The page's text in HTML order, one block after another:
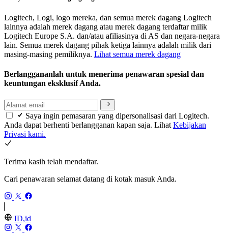
Logitech, Logi, logo mereka, dan semua merek dagang Logitech
lainnya adalah merek dagang atau merek dagang terdaftar milik
Logitech Europe S.A. dan/atau afiliasinya di AS dan negara-negara
lain. Semua merek dagang pihak ketiga lainnya adalah milik dari
masing-masing pemiliknya. Lihat semua merek dagang
Berlanggananlah untuk menerima penawaran spesial dan
keuntungan eksklusif Anda.
Saya ingin pemasaran yang dipersonalisasi dari Logitech.
Anda dapat berhenti berlangganan kapan saja. Lihat Kebijakan
Privasi kami.
Terima kasih telah mendaftar.
Cari penawaran selamat datang di kotak masuk Anda.
ID,id